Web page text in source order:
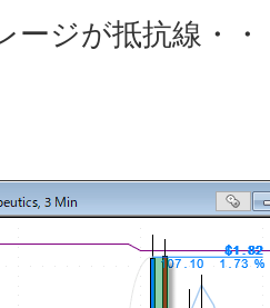
ージが抵抗線・・